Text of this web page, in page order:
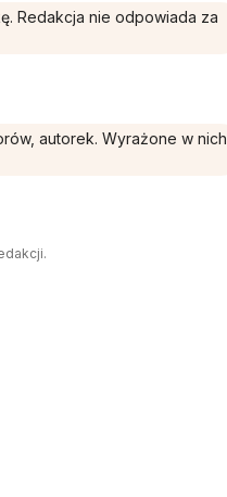
Redakcja nie odpowiada za
autorek. Wyrażone w nich